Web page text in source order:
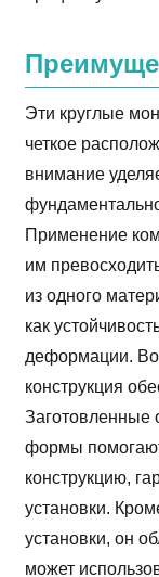
Эти круглые
четкое
внимание
Применение
им
из одного
как
деформации.
конструкция
Заготовленные
формы
конструкцию,
установки.
установки, он
может